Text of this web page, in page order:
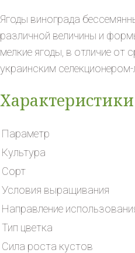
Ягоды винограда
различной величины и
мелкие ягоды, в отличие от
украинским
Характеристики
Параметр
Культура
Сорт
Условия выращивания
Направление
Тип цветка
Сила роста кустов